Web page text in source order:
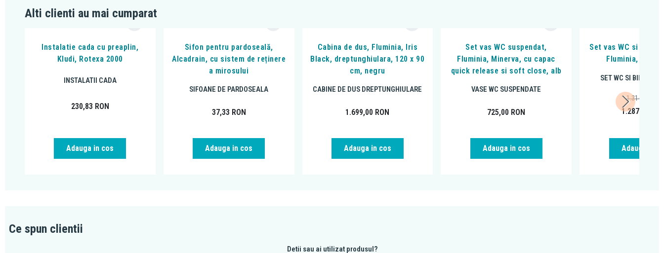
Alti clienti au mai cumparat
Instalatie cada cu preaplin,
Kludi, Rotexa 2000
INSTALATII CADA
230,83 RON
Adauga in cos
Sifon pentru pardoseală,
Alcadrain, cu sistem de reținere
a mirosului
SIFOANE DE PARDOSEALA
37,33 RON
Adauga in cos
Cabina de dus, Fluminia, Iris
Black, dreptunghiulara, 120 x 90
cm, negru
CABINE DE DUS DREPTUNGHIULARE
1.699,00 RON
Adauga in cos
Set vas WC suspendat,
Fluminia, Minerva, cu capac
quick release si soft close, alb
VASE WC SUSPENDATE
725,00 RON
Adauga in cos
Set vas WC si bideu
Fluminia,
SET WC SI BIDEU
1.287,72
1.314,00
Adauga in
Ce spun clientii
Detii sau ai utilizat produsul?